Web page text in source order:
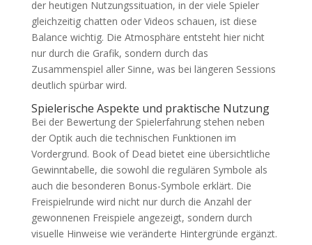
der heutigen Nutzungssituation, in der viele Spieler
gleichzeitig chatten oder Videos schauen, ist diese
Balance wichtig. Die Atmosphäre entsteht hier nicht
nur durch die Grafik, sondern durch das
Zusammenspiel aller Sinne, was bei längeren Sessions
deutlich spürbar wird.
Spielerische Aspekte und praktische Nutzung
Bei der Bewertung der Spielerfahrung stehen neben
der Optik auch die technischen Funktionen im
Vordergrund. Book of Dead bietet eine übersichtliche
Gewinntabelle, die sowohl die regulären Symbole als
auch die besonderen Bonus-Symbole erklärt. Die
Freispielrunde wird nicht nur durch die Anzahl der
gewonnenen Freispiele angezeigt, sondern durch
visuelle Hinweise wie veränderte Hintergründe ergänzt.